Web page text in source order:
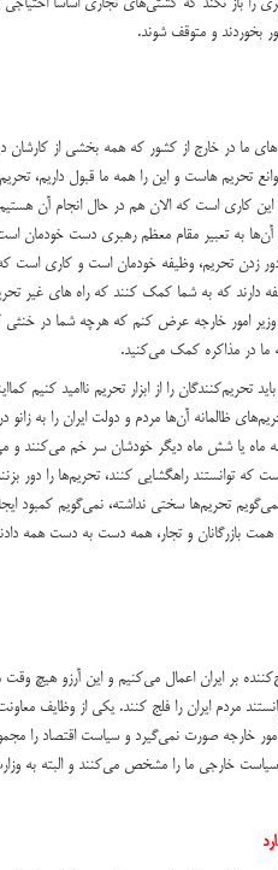
بخوردند و متوقف شوند.
ما در خارج از کشور که همه بخشی از کارشان
تحریم هاست و این را همه ما قبول داریم،
کاری است که الان هم در حال انجام آن
به تعبیر مقام معظم رهبری دست خودمان است.
زدن تحریم، وظیفه خودمان است و کاری است که
که به شما کمک کنند که راه های غیر
وزیر امور خارجه عرض کنم که هرچه شما در خنثی
ما در مذاکره کمک می‌کنید.
را از ابزار تحریم ناامید کنیم
ظالمانه آن‌ها مردم و دولت ایران را به زانو
ماه یا شش ماه دیگر خودشان سر خم می‌کنند و می
توانستند راهگشایی کنند، تحریم‌ها را دور
نمی‌گویم تحریم‌ها سختی نداشته، نمی‌گویم کمبود
بازرگانان و تجار، همه دست به دست همه
بر ایران اعمال می‌کنیم و این آرزو هیچ وقت
مردم ایران را فلج کنند. یکی از وظایف
خارجه صورت نمی‌گیرد و سیاست اقتصاد را
خارجی ما را مشخص می‌کنند و البته به